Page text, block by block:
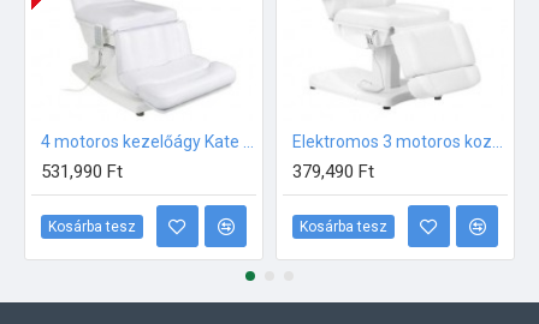
531,990 Ft
Kosárba tesz
379,490 Ft
Kosárba tesz